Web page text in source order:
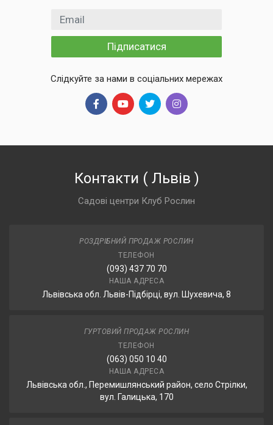
Email
Підписатися
Слідкуйте за нами в соціальних мережах
Контакти ( Львів )
Садові центри Клуб Рослин
РОЗДРІБНИЙ ПРОДАЖ РОСЛИН
ТЕЛЕФОН
(093) 437 70 70
НАША АДРЕСА
Львівська обл. Львів-Підбірці, вул. Шухевича, 8
ГУРТОВИЙ ПРОДАЖ РОСЛИН
ТЕЛЕФОН
(063) 050 10 40
НАША АДРЕСА
Львівська обл., Перемишлянський район, село Стрілки,
вул. Галицька, 170